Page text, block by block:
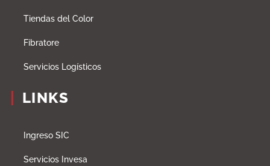
Tiendas del Color
Fibratore
Servicios Logísticos
LINKS
Ingreso SIC
Servicios Invesa